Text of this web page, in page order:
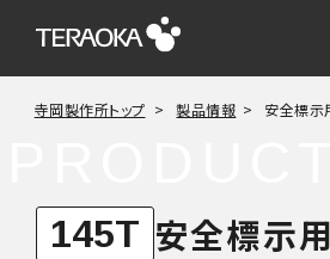
日本
寺岡製作所トップ 製品情報 安全標示
145T 安全標示